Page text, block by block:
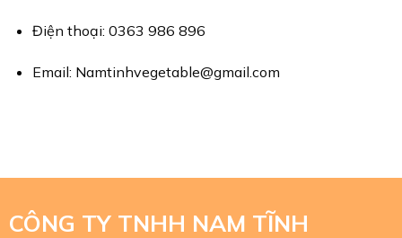
Điện thoại: 0363 986 896
Email: Namtinhvegetable@gmail.com
CÔNG TY TNHH NAM TĨNH